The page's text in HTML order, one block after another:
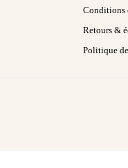
Conditions
Retours &
Politique